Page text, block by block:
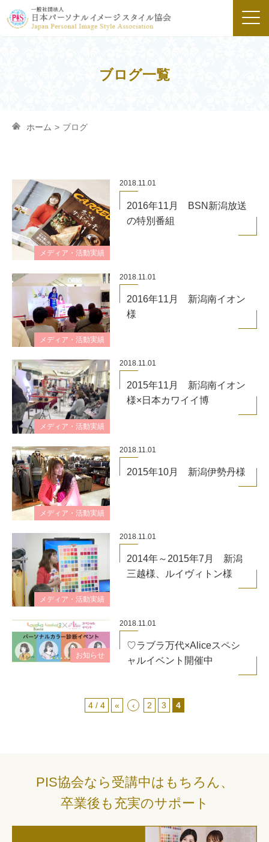
ブログ一覧
ホーム > ブログ
メディア・活動実績
2018.11.01
2016年11月 BSN新潟放送
の特別番組
メディア・活動実績
2018.11.01
2016年11月 新潟南イオン
様
メディア・活動実績
2018.11.01
2015年11月 新潟南イオン
様×日本カワイイ博
メディア・活動実績
2018.11.01
2015年10月 新潟伊勢丹様
メディア・活動実績
2018.11.01
2014年～2015年7月 新潟
三越様、ルイヴィトン様
お知らせ
2018.11.01
♡ラブラ万代×Aliceスペシ
ャルイベント開催中
4 / 4 « ‹ 2 3 4
PIS協会なら受講中はもちろん、
卒業後も充実のサポート